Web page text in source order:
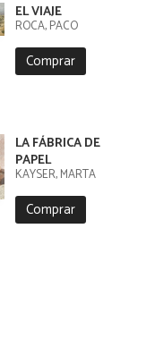
EL VIAJE
ROCA, PACO
Comprar
LA FÁBRICA DE
PAPEL
KAYSER, MARTA
Comprar